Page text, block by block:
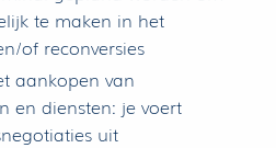
te maken in het
of reconversies
van
en diensten: je voert
uit